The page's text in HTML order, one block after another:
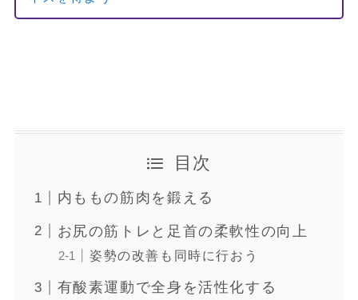
目次
内ももの筋肉を鍛える
お尻の筋トレと足首の柔軟性の向上
姿勢の改善も同時に行おう
有酸素運動で全身を活性化する